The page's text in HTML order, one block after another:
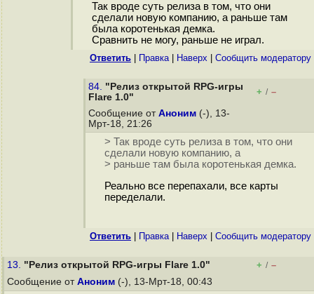
Так вроде суть релиза в том, что они
сделали новую компанию, а раньше там
была коротенькая демка.
Сравнить не могу, раньше не играл.
Ответить Правка| Наверх Cообщить модератору
84. "Релиз открытой RPG-игры
Flare 1.0"
+ / –
Сообщение от Аноним (-), 13-
Мрт-18, 21:26
> Так вроде суть релиза в том, что они
сделали новую компанию, а
> раньше там была коротенькая демка.
Реально все перепахали, все карты
переделали.
Ответить Правка| Наверх Cообщить модератору
13. "Релиз открытой RPG-игры Flare 1.0" + / –
Сообщение от Аноним (-), 13-Мрт-18, 00:43